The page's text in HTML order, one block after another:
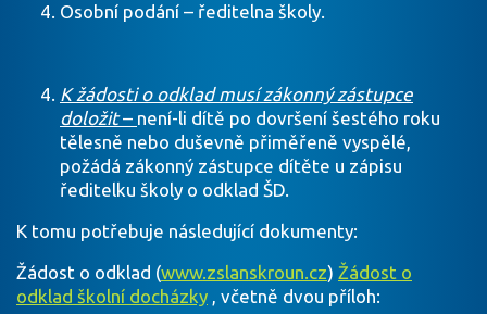
Osobní podání – ředitelna školy.
K žádosti o odklad musí zákonný zástupce
doložit– není-li dítě po dovršení šestého roku
tělesně nebo duševně přiměřeně vyspělé,
požádá zákonný zástupce dítěte u zápisu
ředitelku školy o odklad ŠD.
K tomu potřebuje následující dokumenty:
Žádost o odklad (www.zslanskroun.cz) Žádost o
odklad školní docházky , včetně dvou příloh: